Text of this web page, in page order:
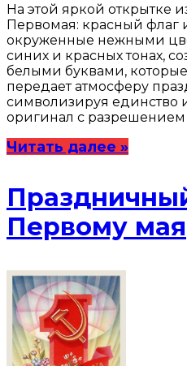
На этой яркой открытке
Первомая: красный флаг
окруженные нежными
синих и красных тонах,
белыми буквами, которые
передает атмосферу
символизируя единство
оригинал с разрешением
Читать далее »
Первому мая